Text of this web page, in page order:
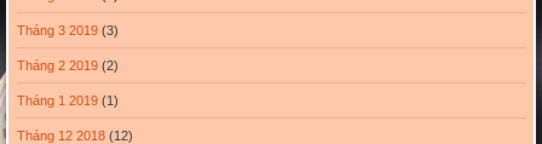
Tháng 3 2019(3)
Tháng 2 2019(2)
Tháng 1 2019(1)
Tháng 12 2018(12)